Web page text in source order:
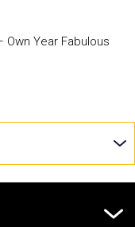
Year Fabulous